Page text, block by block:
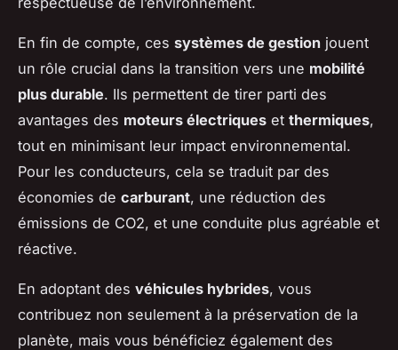
En fin de compte, ces systèmes de gestion jouent
un rôle crucial dans la transition vers une mobilité
plus durable. Ils permettent de tirer parti des
avantages des moteurs électriques et thermiques,
tout en minimisant leur impact environnemental.
Pour les conducteurs, cela se traduit par des
économies de carburant, une réduction des
émissions de CO2, et une conduite plus agréable et
réactive.
En adoptant des véhicules hybrides, vous
contribuez non seulement à la préservation de la
planète, mais vous bénéficiez également des